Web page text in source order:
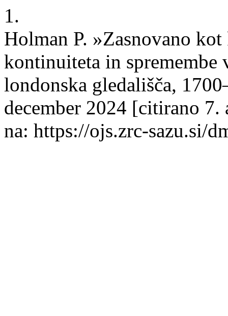
1.
Holman P. »Zasnovano
kontinuiteta in spremembe
londonska gledališča,
december 2024 [citirano
na: https://ojs.zrc-sazu.si/